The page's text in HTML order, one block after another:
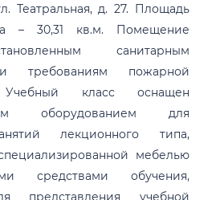
Театральная, д. 27. Площадь
– 30,31 кв.м. Помещение
санитарным
требованиям пожарной
Учебный класс оснащен
оборудованием для
лекционного типа,
мебелью
средствами обучения,
представления учебной